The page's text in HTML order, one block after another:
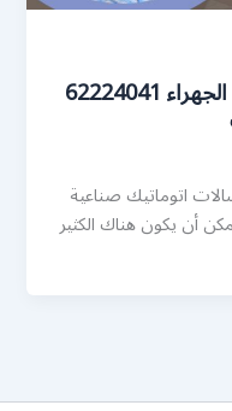
خدمة صيانة غسالات صناعية الجهراء 62224041
اتوماتيك صناعية
أن يكون هناك الكثير